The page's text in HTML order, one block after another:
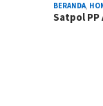
BERANDA,
Satpol PP